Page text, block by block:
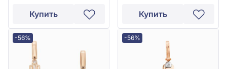
Купить Купить
-56% -56%